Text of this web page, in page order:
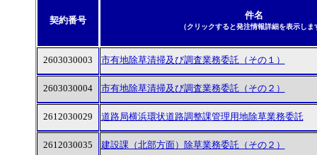
契約番号 件名
（クリックすると発注情報詳細を表示しま
2603030003 市有地除草清掃及び調査業務委託（その１）
2603030004 市有地除草清掃及び調査業務委託（その２）
2612030029 道路局横浜環状道路調整課管理用地除草業務委託
2612030035 建設課（北部方面）除草業務委託（その２）